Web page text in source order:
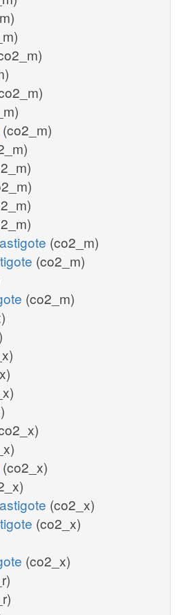
(co2_m)
(co2_m)
(co2_m)
(co2_m)
(co2_x)
(co2_x)
(co2_x)
(co2_x)